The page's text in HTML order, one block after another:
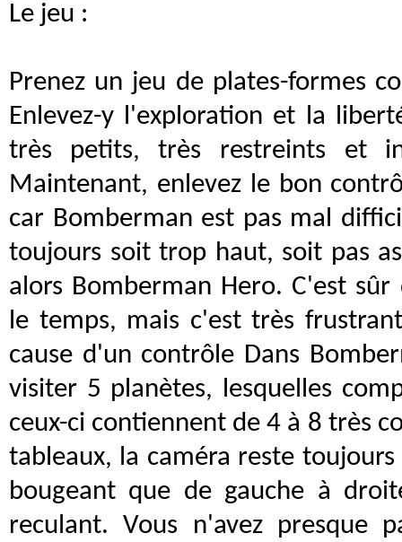
Le jeu :
Prenez un jeu de plates-formes
Enlevez-y l'exploration et la
très petits, très restreints et
Maintenant, enlevez le bon
car Bomberman est pas mal
toujours soit trop haut, soit pas
alors Bomberman Hero. C'est
le temps, mais c'est très
cause d'un contrôle Dans
visiter 5 planètes, lesquelles
ceux-ci contiennent de 4 à 8 très
tableaux, la caméra reste
bougeant que de gauche à
reculant. Vous n'avez presque